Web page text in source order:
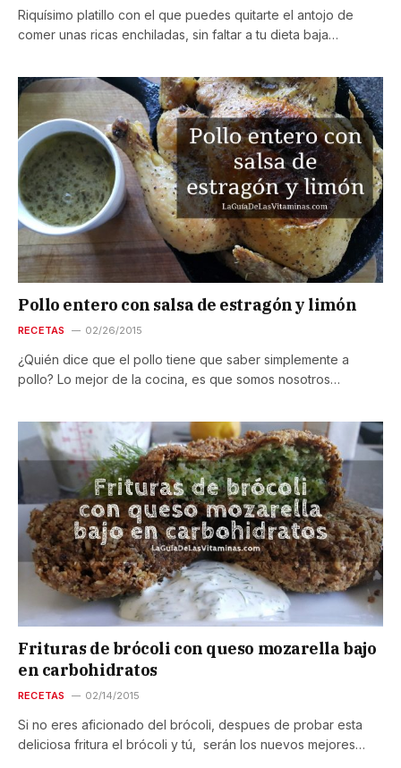
Riquísimo platillo con el que puedes quitarte el antojo de
comer unas ricas enchiladas, sin faltar a tu dieta baja…
Pollo entero con salsa de estragón y limón
RECETAS 02/26/2015
¿Quién dice que el pollo tiene que saber simplemente a
pollo? Lo mejor de la cocina, es que somos nosotros…
Frituras de brócoli con queso mozarella bajo
en carbohidratos
RECETAS 02/14/2015
Si no eres aficionado del brócoli, despues de probar esta
deliciosa fritura el brócoli y tú, serán los nuevos mejores…